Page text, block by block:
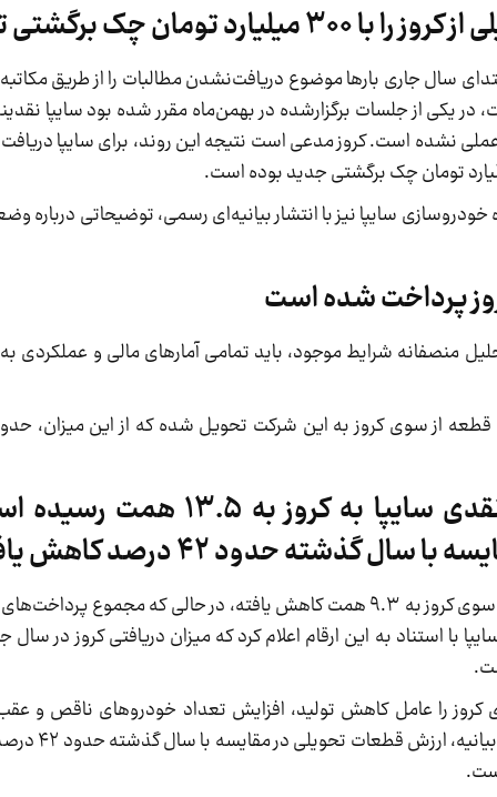
چک برگشتی تسویه کرد
سال جاری بارها موضوع دریافت‌نشدن مطالبات را از طریق
در یکی از جلسات برگزارشده در بهمن‌ماه مقرر شده بود سایپا
عملی نشده است. کروز مدعی است نتیجه این روند، برای سایپا
سایپا نیز با انتشار بیانیه‌ای رسمی، توضیحاتی درباره
منصفانه شرایط موجود، باید تمامی آمارهای مالی و عملکردی
مجموع پرداخت‌های نقدی و غیرنقدی سایپا
حدود ۴۲ درصد کاهش یافته است
به گفته سایپا، در سال جاری ارزش قطعات تحویلی از سوی کروز به ۹.۳ همت کاهش یافته، در حالی
همت رسیده است. سایپا با استناد به این ارقام اعلام کرد که میزان دریافتی کروز
را عامل کاهش تولید، افزایش تعداد خودروهای ناقص و
تعهدات به مشتریان